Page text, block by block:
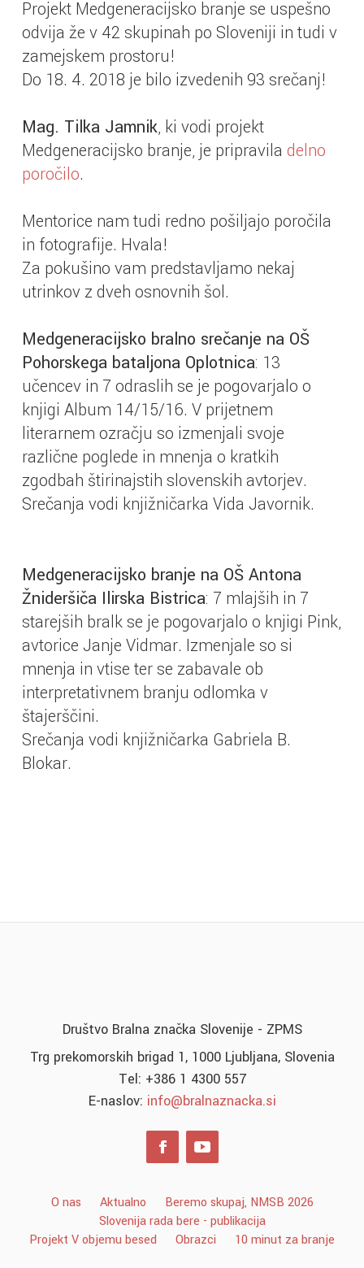
Projekt Medgeneracijsko branje se uspešno
odvija že v 42 skupinah po Sloveniji in tudi v
zamejskem prostoru!
Do 18. 4. 2018 je bilo izvedenih 93 srečanj!
Mag. Tilka Jamnik, ki vodi projekt
Medgeneracijsko branje, je pripravila delno
poročilo.
Mentorice nam tudi redno pošiljajo poročila
in fotografije. Hvala!
Za pokušino vam predstavljamo nekaj
utrinkov z dveh osnovnih šol.
Medgeneracijsko bralno srečanje na OŠ
Pohorskega bataljona Oplotnica: 13
učencev in 7 odraslih se je pogovarjalo o
knjigi Album 14/15/16. V prijetnem
literarnem ozračju so izmenjali svoje
različne poglede in mnenja o kratkih
zgodbah štirinajstih slovenskih avtorjev.
Srečanja vodi knjižničarka Vida Javornik.
Medgeneracijsko branje na OŠ Antona
Žnideršiča Ilirska Bistrica: 7 mlajših in 7
starejših bralk se je pogovarjalo o knjigi Pink,
avtorice Janje Vidmar. Izmenjale so si
mnenja in vtise ter se zabavale ob
interpretativnem branju odlomka v
štajerščini.
Srečanja vodi knjižničarka Gabriela B.
Blokar.
Društvo Bralna značka Slovenije - ZPMS
Trg prekomorskih brigad 1, 1000 Ljubljana, Slovenia
Tel: +386 1 4300 557
E-naslov: info@bralnaznacka.si
O nas Aktualno
Beremo skupaj, NMSB 2026
Slovenija rada bere - publikacija
Projekt V objemu besed
Obrazci 10 minut za branje